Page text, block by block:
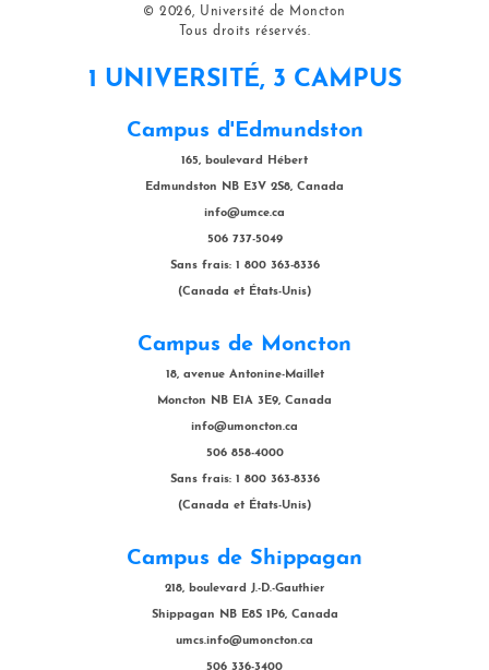
© 2026, Université de Moncton
Tous droits réservés.
1 UNIVERSITÉ, 3 CAMPUS
Campus d'Edmundston
165, boulevard Hébert
Edmundston NB E3V 2S8, Canada
info@umce.ca
506 737-5049
Sans frais: 1 800 363-8336
(Canada et États-Unis)
Campus de Moncton
18, avenue Antonine-Maillet
Moncton NB E1A 3E9, Canada
info@umoncton.ca
506 858-4000
Sans frais: 1 800 363-8336
(Canada et États-Unis)
Campus de Shippagan
218, boulevard J.-D.-Gauthier
Shippagan NB E8S 1P6, Canada
umcs.info@umoncton.ca
506 336-3400